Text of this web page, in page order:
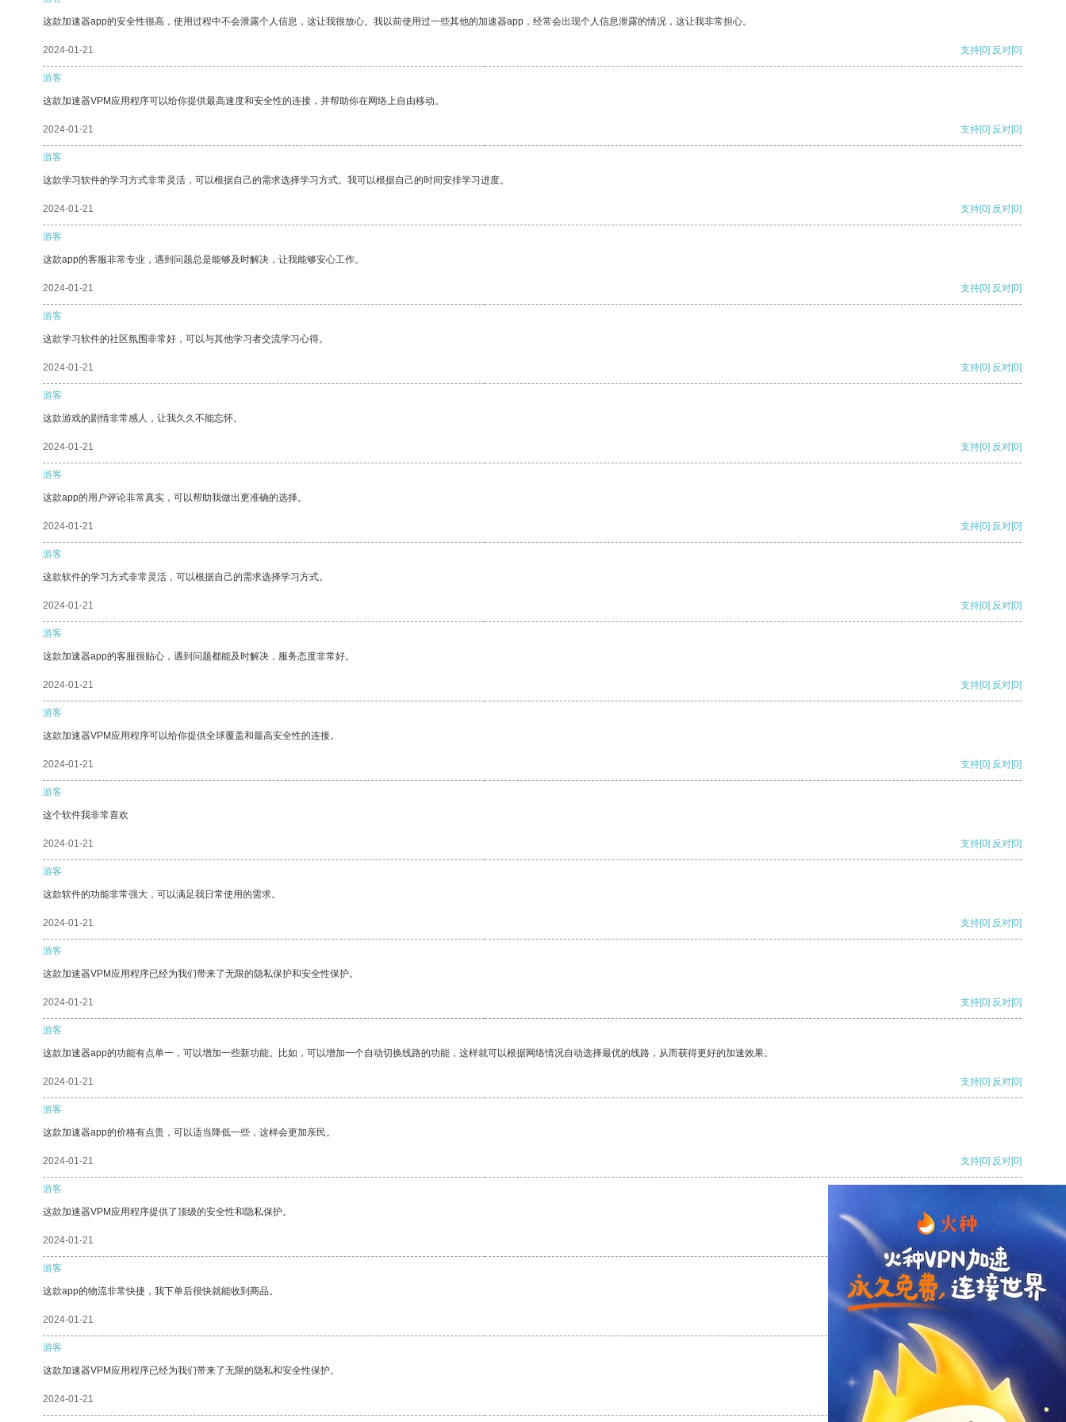
这款加速器app的安全性很高，使用过程中不会泄露个人信息，这让我很放心。我以前使用过一些其他的加速器app，经常会出现个人信息泄露的情况，这让我非常担心。
2024-01-21 支持[0] 反对[0]
游客
这款加速器VPM应用程序可以给你提供最高速度和安全性的连接，并帮助你在网络上自由移动。
2024-01-21 支持[0] 反对[0]
游客
这款学习软件的学习方式非常灵活，可以根据自己的需求选择学习方式。我可以根据自己的时间安排学习进度。
2024-01-21 支持[0] 反对[0]
游客
这款app的客服非常专业，遇到问题总是能够及时解决，让我能够安心工作。
2024-01-21 支持[0] 反对[0]
游客
这款学习软件的社区氛围非常好，可以与其他学习者交流学习心得。
2024-01-21 支持[0] 反对[0]
游客
这款游戏的剧情非常感人，让我久久不能忘怀。
2024-01-21 支持[0] 反对[0]
游客
这款app的用户评论非常真实，可以帮助我做出更准确的选择。
2024-01-21 支持[0] 反对[0]
游客
这款软件的学习方式非常灵活，可以根据自己的需求选择学习方式。
2024-01-21 支持[0] 反对[0]
游客
这款加速器app的客服很贴心，遇到问题都能及时解决，服务态度非常好。
2024-01-21 支持[0] 反对[0]
游客
这款加速器VPM应用程序可以给你提供全球覆盖和最高安全性的连接。
2024-01-21 支持[0] 反对[0]
游客
这个软件我非常喜欢
2024-01-21 支持[0] 反对[0]
游客
这款软件的功能非常强大，可以满足我日常使用的需求。
2024-01-21 支持[0] 反对[0]
游客
这款加速器VPM应用程序已经为我们带来了无限的隐私保护和安全性保护。
2024-01-21 支持[0] 反对[0]
游客
这款加速器app的功能有点单一，可以增加一些新功能。比如，可以增加一个自动切换线路的功能，这样就可以根据网络情况自动选择最优的线路，从而获得更好的加速效果。
2024-01-21 支持[0] 反对[0]
游客
这款加速器app的价格有点贵，可以适当降低一些，这样会更加亲民。
2024-01-21 支持[0] 反对[0]
游客
这款加速器VPM应用程序提供了顶级的安全性和隐私保护。
2024-01-21
游客
这款app的物流非常快捷，我下单后很快就能收到商品。
2024-01-21 反对
游客
这款加速器VPM应用程序已经为我们带来了无限的隐私和安全性保护。
2024-01-21 反对[0]